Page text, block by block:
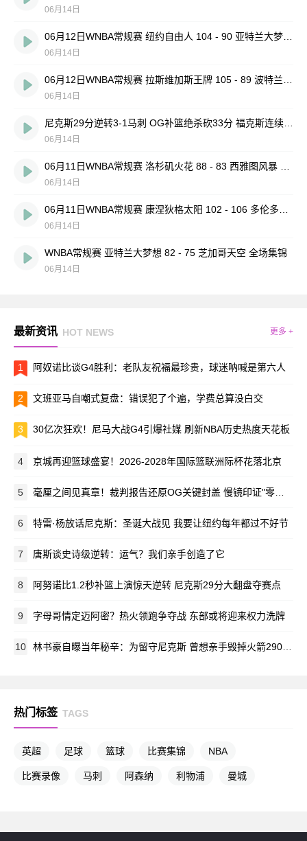
06月14日
06月14日
06月14日
06月14日
06月14日
06月14日
WNBA常规赛 亚特兰大梦想 82 - 75 芝加哥天空 全场集锦
06月14日
最新资讯 HOT NEWS 更多 +
1 阿奴诺比谈G4胜利：老队友祝福最珍贵，球迷呐喊是第六人
2 文班亚马自嘲式复盘：错误犯了个遍，学费总算没白交
3 30亿次狂欢！尼马大战G4引爆社媒 刷新NBA历史热度天花板
4 京城再迎篮球盛宴！2026-2028年国际篮联洲际杯花落北京
5 毫厘之间见真章！裁判报告还原OG关键封盖 慢镜印证"零打手"真相
6 特雷·杨放话尼克斯：圣诞大战见 我要让纽约每年都过不好节
7 唐斯谈史诗级逆转：运气？我们亲手创造了它
8 阿努诺比1.2秒补篮上演惊天逆转 尼克斯29分大翻盘夺赛点
9 字母哥情定迈阿密？热火领跑争夺战 东部或将迎来权力洗牌
10 林书豪自曝当年秘辛：为留守尼克斯 曾想亲手毁掉火箭2900万肥约
热门标签 TAGS
英超 足球 篮球 比赛集锦 NBA
比赛录像 马刺 阿森纳 利物浦 曼城